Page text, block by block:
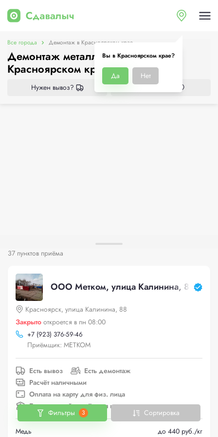
Вы в Красноярском крае?
Да Нет
Все города Демонтаж в Красноярском крае
Демонтаж металлоконструкций в
Красноярском крае
Нужен вывоз? Все приёмки
37 пунктов приёма
ООО Метком, улица Калинина, 88
Красноярск, улица Калинина, 88
Закрыто откроется в пн 08:00
+7 (923) 376-59-46
Приёмщик: МЕТКОМ
Есть вывоз
Есть демонтаж
Расчёт наличными
Оплата на карту для физ. лица
Безналичный расчёт для юр. лица
Медь до 440 руб./кг
Фильтры 3 Сортировка